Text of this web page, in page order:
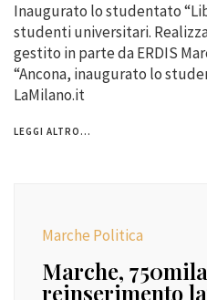
Inaugurato lo studentato
studenti universitari.
gestito in parte da ERDIS
“Ancona, inaugurato lo
LaMilano.it
LEGGI ALTRO...
Marche Politica
Marche,
reinserimento